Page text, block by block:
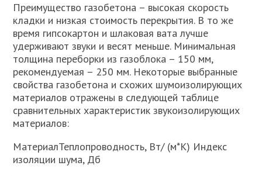
Преимущество газобетона – высокая скорость
кладки и низкая стоимость перекрытия. В то же
время гипсокартон и шлаковая вата лучше
удерживают звуки и весят меньше. Минимальная
толщина переборки из газоблока – 150 мм,
рекомендуемая – 250 мм. Некоторые выбранные
свойства газобетона и схожих шумоизолирующих
материалов отражены в следующей таблице
сравнительных характеристик звукоизолирующих
материалов:
МатериалТеплопроводность, Вт/ (м*К) Индекс
изоляции шума, Дб